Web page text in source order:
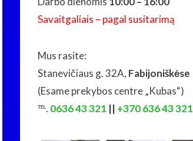
Savaitgaliais – pagal susitarimą
Mus rasite:
Stanevičiaus g. 32A, Fabijoniškėse
(Esame prekybos centre „Kubas“)
℡. 0636 43 321 || +370 636 43 321